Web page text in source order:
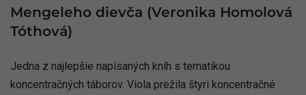
Mengeleho dievča (Veronika Homolová
Tóthová)
Jedna z najlepšie napísaných kníh s tematikou
koncentračných táborov. Viola prežila štyri koncentračné